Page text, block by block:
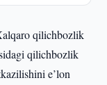
qilichbozlik
qilichbozlik
e’lon